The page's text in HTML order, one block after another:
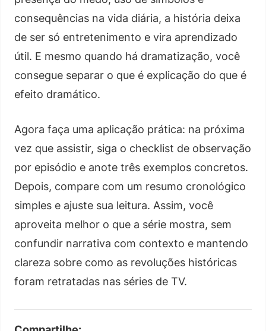
consequências na vida diária, a história deixa
de ser só entretenimento e vira aprendizado
útil. E mesmo quando há dramatização, você
consegue separar o que é explicação do que é
efeito dramático.
Agora faça uma aplicação prática: na próxima
vez que assistir, siga o checklist de observação
por episódio e anote três exemplos concretos.
Depois, compare com um resumo cronológico
simples e ajuste sua leitura. Assim, você
aproveita melhor o que a série mostra, sem
confundir narrativa com contexto e mantendo
clareza sobre como as revoluções históricas
foram retratadas nas séries de TV.